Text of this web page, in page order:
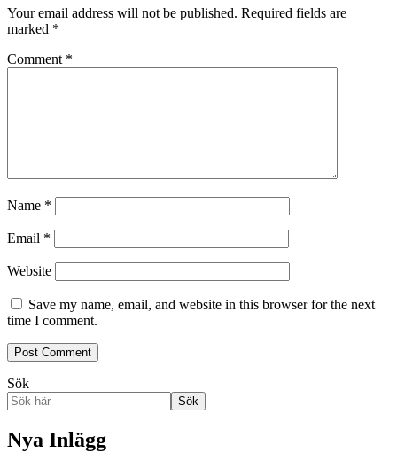
Your email address will not be published. Required fields are
marked *
Comment *
Name *
Email *
Website
Save my name, email, and website in this browser for the next
time I comment.
Sök
Sök
Nya Inlägg